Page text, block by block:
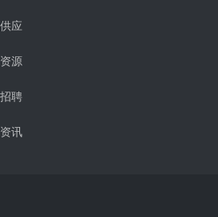
供应
资源
招聘
资讯